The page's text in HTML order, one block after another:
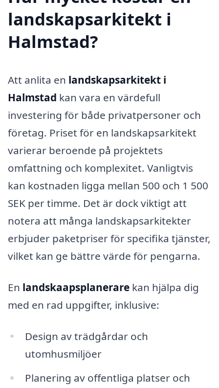
landskapsarkitekt i
Halmstad?
Att anlita en landskapsarkitekt i
Halmstad kan vara en värdefull
investering för både privatpersoner och
företag. Priset för en landskapsarkitekt
varierar beroende på projektets
omfattning och komplexitet. Vanligtvis
kan kostnaden ligga mellan 500 och 1 500
SEK per timme. Det är dock viktigt att
notera att många landskapsarkitekter
erbjuder paketpriser för specifika tjänster,
vilket kan ge bättre värde för pengarna.
En landskaapsplanerare kan hjälpa dig
med en rad uppgifter, inklusive:
Design av trädgårdar och
utomhusmiljöer
Planering av offentliga platser och